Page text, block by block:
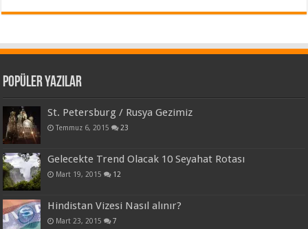
Popüler Yazılar
St. Petersburg / Rusya Gezimiz
Temmuz 6, 2015 23
Gelecekte Trend Olacak 10 Seyahat Rotası
Mart 19, 2015 12
Hindistan Vizesi Nasıl alınır?
Mart 23, 2015 7